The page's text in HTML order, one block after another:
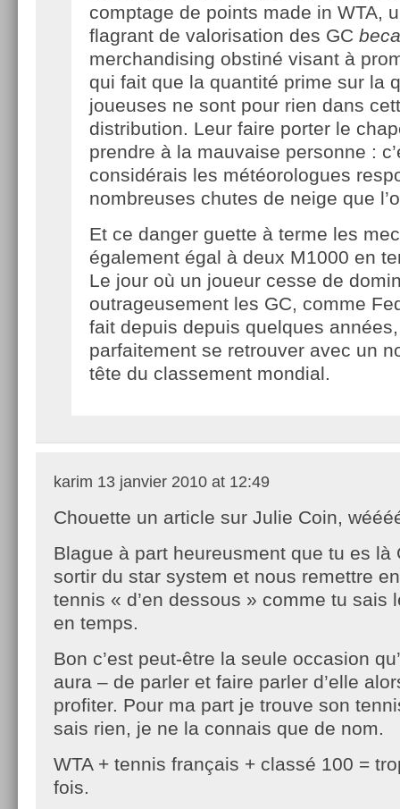
comptage de points made in WTA,
flagrant de valorisation des GC
merchandising obstiné visant à
qui fait que la quantité prime sur la
joueuses ne sont pour rien dans
distribution. Leur faire porter le
prendre à la mauvaise personne :
considérais les météorologues
nombreuses chutes de neige que
Et ce danger guette à terme les
également égal à deux M1000 en
Le jour où un joueur cesse de
outrageusement les GC, comme
fait depuis depuis quelques
parfaitement se retrouver avec un
tête du classement mondial.
karim 13 janvier 2010 at 12:49
Chouette un article sur Julie Coin,
Blague à part heureusment que tu es là
sortir du star system et nous remettre
tennis « d’en dessous » comme tu sais
en temps.
Bon c’est peut-être la seule occasion
aura – de parler et faire parler d’elle
profiter. Pour ma part je trouve son
sais rien, je ne la connais que de nom.
WTA + tennis français + classé 100 =
fois.